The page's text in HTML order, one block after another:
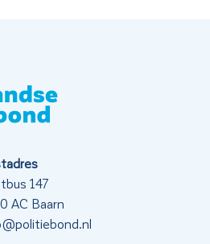
147
AC Baarn